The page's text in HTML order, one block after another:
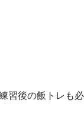
習後の飯トレも必